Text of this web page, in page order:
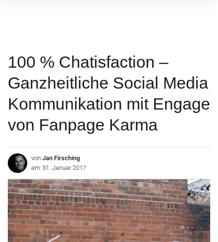
100 % Chatisfaction –
Ganzheitliche Social Media
Kommunikation mit Engage
von Fanpage Karma
von Jan Firsching
am 31. Januar 2017